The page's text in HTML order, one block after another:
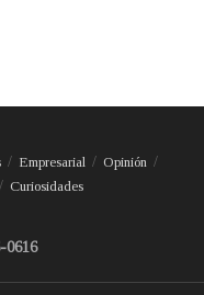
Empresarial
Opinión
Curiosidades
0616